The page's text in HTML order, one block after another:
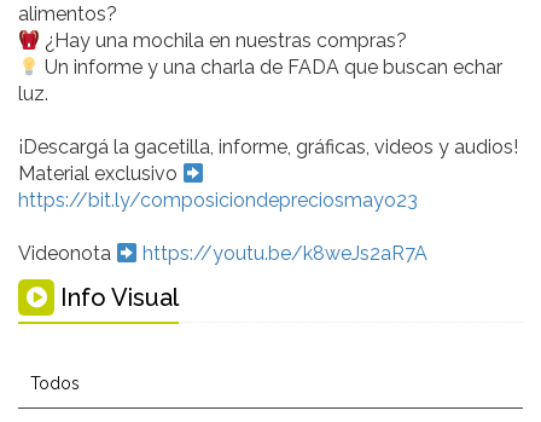
alimentos?
¿Hay una mochila en nuestras compras?
Un informe y una charla de FADA que buscan echar
luz.
¡Descargá la gacetilla, informe, gráficas, videos y audios!
Material exclusivo
https://bit.ly/composiciondepreciosmayo23
Videonota https://youtu.be/k8weJs2aR7A
Info Visual
Todos